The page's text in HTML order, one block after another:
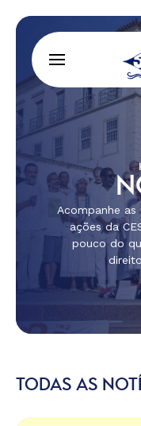
Acompanhe
ações da
pouco do
TODAS AS